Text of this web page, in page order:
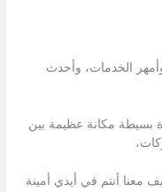
الخدمات، وأحدث
بسيطة مكانة عظيمة بين
معنا أنتم في أيدي أمينة